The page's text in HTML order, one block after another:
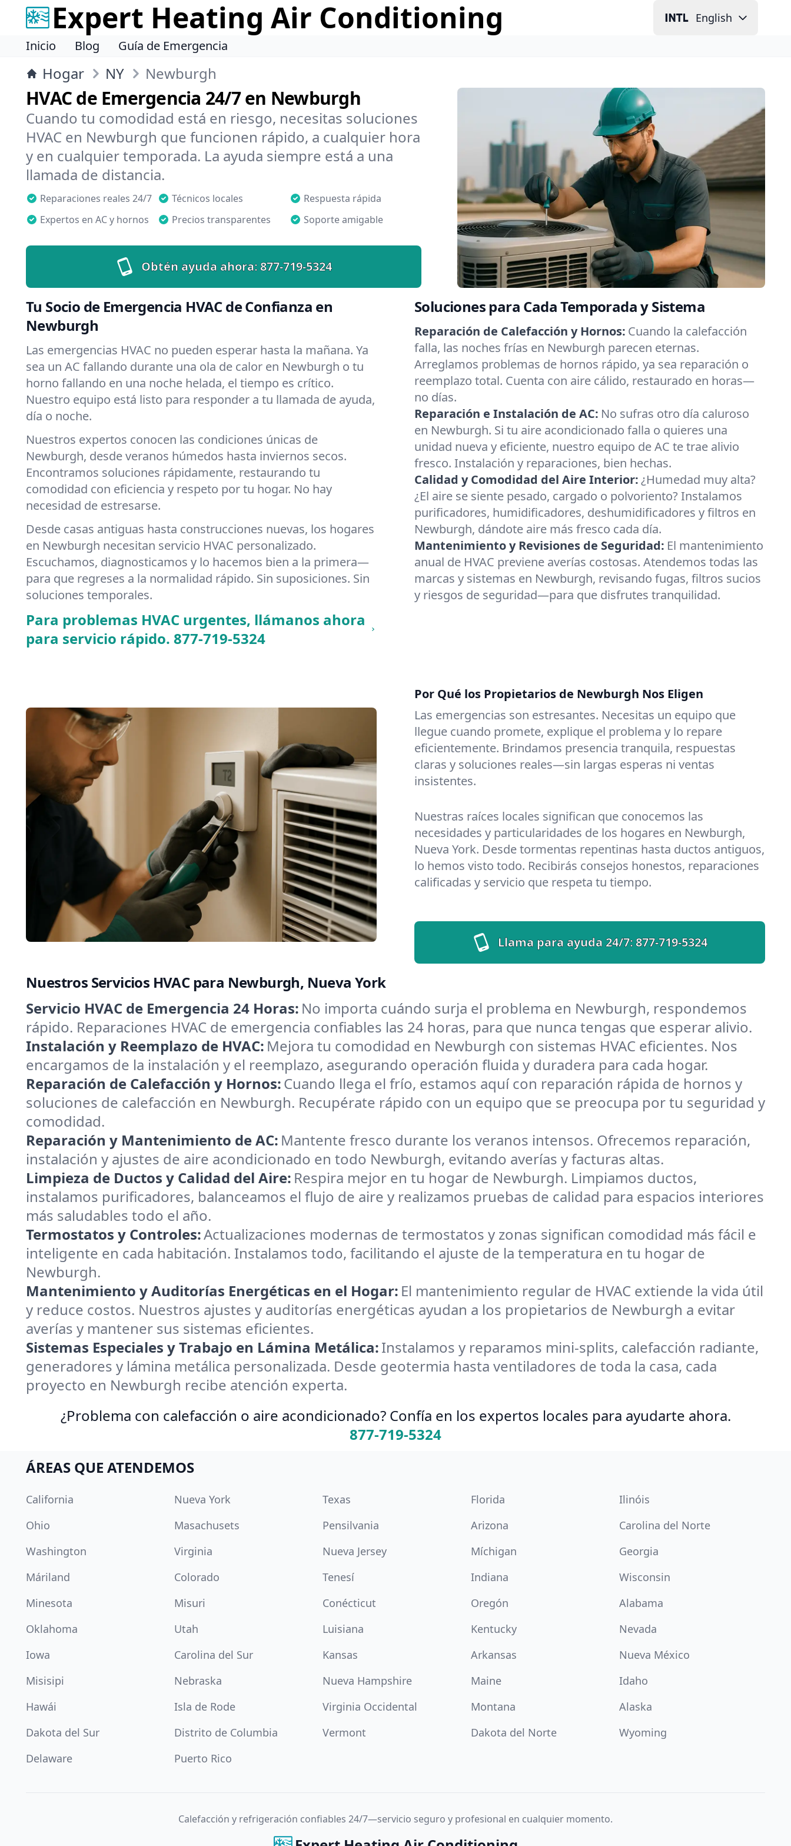
Expert Heating Air Conditioning English
Inicio Blog Guía de Emergencia
Hogar NY Newburgh
HVAC de Emergencia 24/7 en Newburgh
Cuando tu comodidad está en riesgo, necesitas soluciones
HVAC en Newburgh que funcionen rápido, a cualquier hora
y en cualquier temporada. La ayuda siempre está a una
llamada de distancia.
Reparaciones reales 24/7 Técnicos locales
Respuesta rápida
Expertos en AC y hornos
Precios transparentes Soporte amigable
Obtén ayuda ahora:877-719-5324
Tu Socio de Emergencia HVAC de Confianza en
Newburgh
Las emergencias HVAC no pueden esperar hasta la mañana. Ya
sea un AC fallando durante una ola de calor en Newburgh o tu
horno fallando en una noche helada, el tiempo es crítico.
Nuestro equipo está listo para responder a tu llamada de ayuda,
día o noche.
Nuestros expertos conocen las condiciones únicas de
Newburgh, desde veranos húmedos hasta inviernos secos.
Encontramos soluciones rápidamente, restaurando tu
comodidad con eficiencia y respeto por tu hogar. No hay
necesidad de estresarse.
Desde casas antiguas hasta construcciones nuevas, los hogares
en Newburgh necesitan servicio HVAC personalizado.
Escuchamos, diagnosticamos y lo hacemos bien a la primera—
para que regreses a la normalidad rápido. Sin suposiciones. Sin
soluciones temporales.
Para problemas HVAC urgentes, llámanos ahora
para servicio rápido. 877-719-5324
Soluciones para Cada Temporada y Sistema
Reparación de Calefacción y Hornos: Cuando la calefacción
falla, las noches frías en Newburgh parecen eternas.
Arreglamos problemas de hornos rápido, ya sea reparación o
reemplazo total. Cuenta con aire cálido, restaurado en horas—
no días.
Reparación e Instalación de AC: No sufras otro día caluroso
en Newburgh. Si tu aire acondicionado falla o quieres una
unidad nueva y eficiente, nuestro equipo de AC te trae alivio
fresco. Instalación y reparaciones, bien hechas.
Calidad y Comodidad del Aire Interior:¿Humedad muy alta?
¿El aire se siente pesado, cargado o polvoriento? Instalamos
purificadores, humidificadores, deshumidificadores y filtros en
Newburgh, dándote aire más fresco cada día.
Mantenimiento y Revisiones de Seguridad: El mantenimiento
anual de HVAC previene averías costosas. Atendemos todas las
marcas y sistemas en Newburgh, revisando fugas, filtros sucios
y riesgos de seguridad—para que disfrutes tranquilidad.
Por Qué los Propietarios de Newburgh Nos Eligen
Las emergencias son estresantes. Necesitas un equipo que
llegue cuando promete, explique el problema y lo repare
eficientemente. Brindamos presencia tranquila, respuestas
claras y soluciones reales—sin largas esperas ni ventas
insistentes.
Nuestras raíces locales significan que conocemos las
necesidades y particularidades de los hogares en Newburgh,
Nueva York. Desde tormentas repentinas hasta ductos antiguos,
lo hemos visto todo. Recibirás consejos honestos, reparaciones
calificadas y servicio que respeta tu tiempo.
Llama para ayuda 24/7:877-719-5324
Nuestros Servicios HVAC para Newburgh, Nueva York
Servicio HVAC de Emergencia 24 Horas: No importa cuándo surja el problema en Newburgh, respondemos
rápido. Reparaciones HVAC de emergencia confiables las 24 horas, para que nunca tengas que esperar alivio.
Instalación y Reemplazo de HVAC: Mejora tu comodidad en Newburgh con sistemas HVAC eficientes. Nos
encargamos de la instalación y el reemplazo, asegurando operación fluida y duradera para cada hogar.
Reparación de Calefacción y Hornos:Cuando llega el frío, estamos aquí con reparación rápida de hornos y
soluciones de calefacción en Newburgh. Recupérate rápido con un equipo que se preocupa por tu seguridad y
comodidad.
Reparación y Mantenimiento de AC: Mantente fresco durante los veranos intensos. Ofrecemos reparación,
instalación y ajustes de aire acondicionado en todo Newburgh, evitando averías y facturas altas.
Limpieza de Ductos y Calidad del Aire: Respira mejor en tu hogar de Newburgh. Limpiamos ductos,
instalamos purificadores, balanceamos el flujo de aire y realizamos pruebas de calidad para espacios interiores
más saludables todo el año.
Termostatos y Controles:Actualizaciones modernas de termostatos y zonas significan comodidad más fácil e
inteligente en cada habitación. Instalamos todo, facilitando el ajuste de la temperatura en tu hogar de
Newburgh.
Mantenimiento y Auditorías Energéticas en el Hogar: El mantenimiento regular de HVAC extiende la vida útil
y reduce costos. Nuestros ajustes y auditorías energéticas ayudan a los propietarios de Newburgh a evitar
averías y mantener sus sistemas eficientes.
Sistemas Especiales y Trabajo en Lámina Metálica:Instalamos y reparamos mini-splits, calefacción radiante,
generadores y lámina metálica personalizada. Desde geotermia hasta ventiladores de toda la casa, cada
proyecto en Newburgh recibe atención experta.
¿Problema con calefacción o aire acondicionado? Confía en los expertos locales para ayudarte ahora.
877-719-5324
ÁREAS QUE ATENDEMOS
California Nueva York Texas Florida
Ilinóis
Ohio
Masachusets Pensilvania Arizona
Carolina del Norte
Washington
Virginia Nueva Jersey Míchigan
Georgia
Máriland
Colorado Tenesí Indiana
Wisconsin
Minesota
Misuri Conécticut Oregón
Alabama
Oklahoma
Utah Luisiana Kentucky
Nevada
Iowa
Carolina del Sur Kansas Arkansas
Nueva México
Misisipi
Nebraska Nueva Hampshire Maine
Idaho
Hawái
Isla de Rode Virginia Occidental Montana
Alaska
Dakota del Sur
Distrito de Columbia Vermont Dakota del Norte
Wyoming
Delaware
Puerto Rico
Calefacción y refrigeración confiables 24/7—servicio seguro y profesional en cualquier momento.